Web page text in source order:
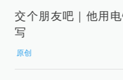
交个朋友吧｜他用电
写
原创